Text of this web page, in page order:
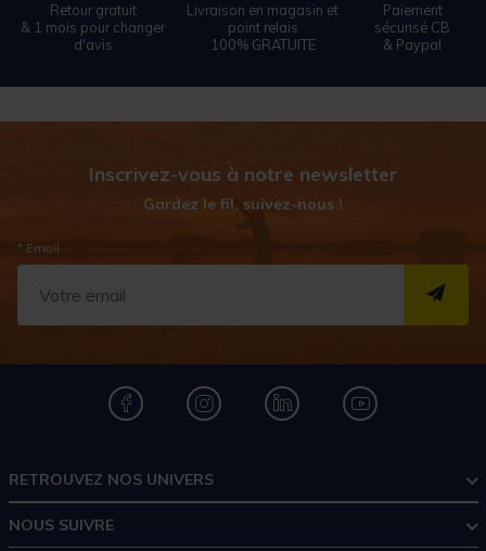
Retour gratuit
& 1 mois pour changer
d'avis
Livraison en magasin et
point relais
100% GRATUITE
Paiement
sécurisé CB
& Paypal
Inscrivez-vous à notre newsletter
Gardez le fil, suivez-nous !
* Email
RETROUVEZ NOS UNIVERS
NOUS SUIVRE